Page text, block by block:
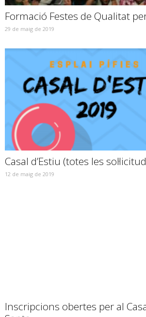
Formació Festes de Qualitat
29 de maig de 2019
Casal d’Estiu (totes les
12 de maig de 2019
Inscripcions obertes per al